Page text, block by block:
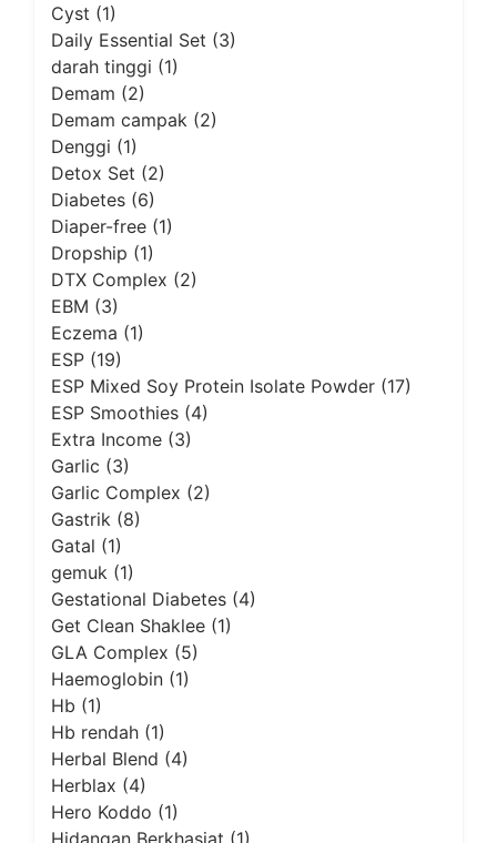
Cyst (1)
Daily Essential Set (3)
darah tinggi (1)
Demam (2)
Demam campak (2)
Denggi (1)
Detox Set (2)
Diabetes (6)
Diaper-free (1)
Dropship (1)
DTX Complex (2)
EBM (3)
Eczema (1)
ESP (19)
ESP Mixed Soy Protein Isolate Powder (17)
ESP Smoothies (4)
Extra Income (3)
Garlic (3)
Garlic Complex (2)
Gastrik (8)
Gatal (1)
gemuk (1)
Gestational Diabetes (4)
Get Clean Shaklee (1)
GLA Complex (5)
Haemoglobin (1)
Hb (1)
Hb rendah (1)
Herbal Blend (4)
Herblax (4)
Hero Koddo (1)
Hidangan Berkhasiat (1)